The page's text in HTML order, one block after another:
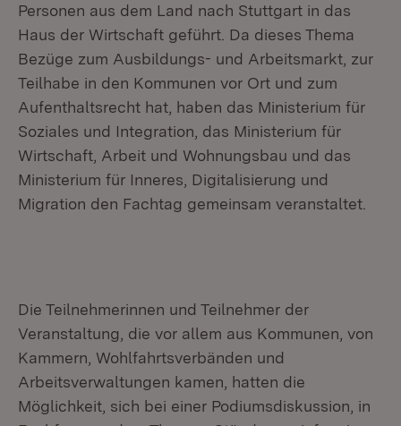
Personen aus dem Land nach Stuttgart in das
Haus der Wirtschaft geführt. Da dieses Thema
Bezüge zum Ausbildungs- und Arbeitsmarkt, zur
Teilhabe in den Kommunen vor Ort und zum
Aufenthaltsrecht hat, haben das Ministerium für
Soziales und Integration, das Ministerium für
Wirtschaft, Arbeit und Wohnungsbau und das
Ministerium für Inneres, Digitalisierung und
Migration den Fachtag gemeinsam veranstaltet.
Die Teilnehmerinnen und Teilnehmer der
Veranstaltung, die vor allem aus Kommunen, von
Kammern, Wohlfahrtsverbänden und
Arbeitsverwaltungen kamen, hatten die
Möglichkeit, sich bei einer Podiumsdiskussion, in